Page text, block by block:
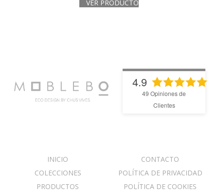
VER PRODUCTO
4.9
49 Opiniones de
Clientes
INICIO
COLECCIONES
PRODUCTOS
CONTACTO
POLÍTICA DE PRIVACIDAD
POLÍTICA DE COOKIES